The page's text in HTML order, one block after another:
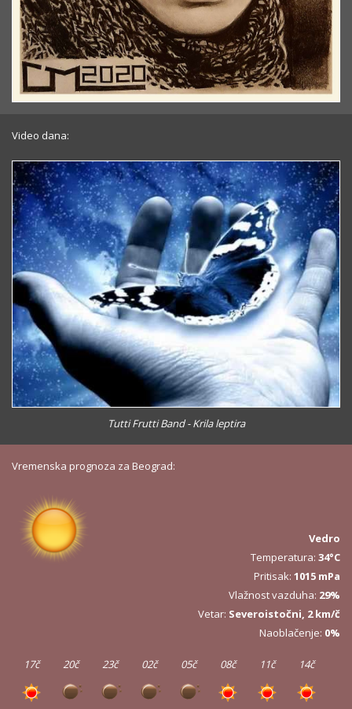
Video dana:
Tutti Frutti Band - Krila leptira
Vremenska prognoza za Beograd:
Vedro
Temperatura: 34°C
Pritisak: 1015 mPa
Vlažnost vazduha: 29%
Vetar: Severoistočni, 2 km/č
Naoblačenje: 0%
17č 20č 23č 02č 05č 08č 11č 14č